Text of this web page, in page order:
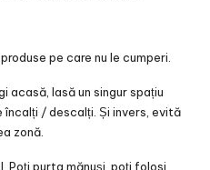
pe care nu le cumperi.
acasă, lasă un singur spațiu
încalți / descalți. Și invers, evită
zonă.
Poți purta mănuși, poți folosi